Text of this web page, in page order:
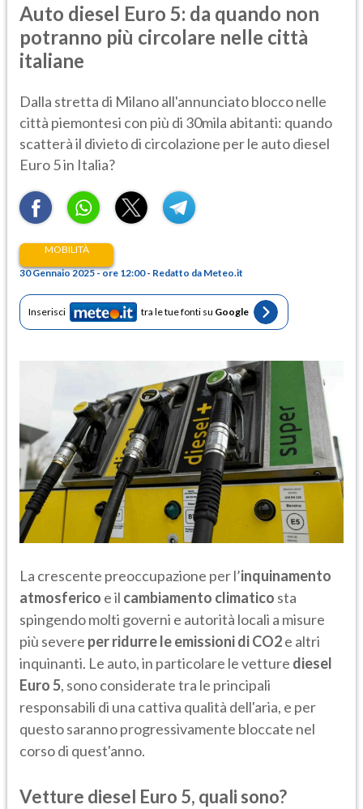
Auto diesel Euro 5: da quando non
potranno più circolare nelle città
italiane
Dalla stretta di Milano all'annunciato blocco nelle
città piemontesi con più di 30mila abitanti: quando
scatterà il divieto di circolazione per le auto diesel
Euro 5 in Italia?
MOBILITÀ
30 Gennaio 2025 - ore 12:00 - Redatto da Meteo.it
Inserisci tra le tue fonti su Google
La crescente preoccupazione per l’inquinamento
atmosferico e il cambiamento climatico sta
spingendo molti governi e autorità locali a misure
più severe per ridurre leemissioni di CO2e altri
inquinanti. Le auto, in particolare le vetture diesel
Euro 5, sono considerate tra le principali
responsabili di una cattiva qualità dell'aria, e per
questo saranno progressivamente bloccate nel
corso di quest'anno.
Vetture diesel Euro 5, quali sono?